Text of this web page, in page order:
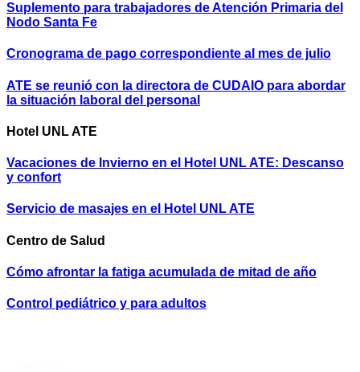
Suplemento para trabajadores de Atención Primaria del
Nodo Santa Fe
Cronograma de pago correspondiente al mes de julio
ATE se reunió con la directora de CUDAIO para abordar
la situación laboral del personal
Hotel UNL ATE
Vacaciones de Invierno en el Hotel UNL ATE: Descanso
y confort
Servicio de masajes en el Hotel UNL ATE
Centro de Salud
Cómo afrontar la fatiga acumulada de mitad de año
Control pediátrico y para adultos